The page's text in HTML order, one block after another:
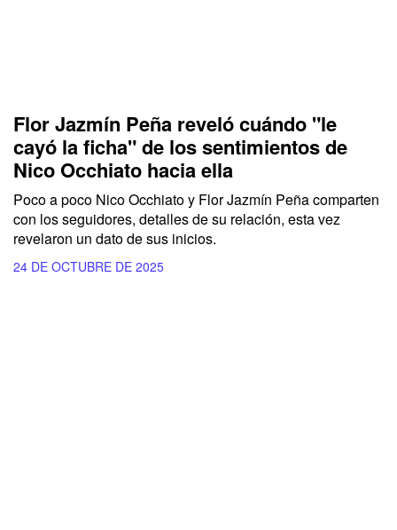
Flor Jazmín Peña reveló cuándo "le
cayó la ficha" de los sentimientos de
Nico Occhiato hacia ella
Poco a poco Nico Occhiato y Flor Jazmín Peña comparten
con los seguidores, detalles de su relación, esta vez
revelaron un dato de sus inicios.
24 DE OCTUBRE DE 2025